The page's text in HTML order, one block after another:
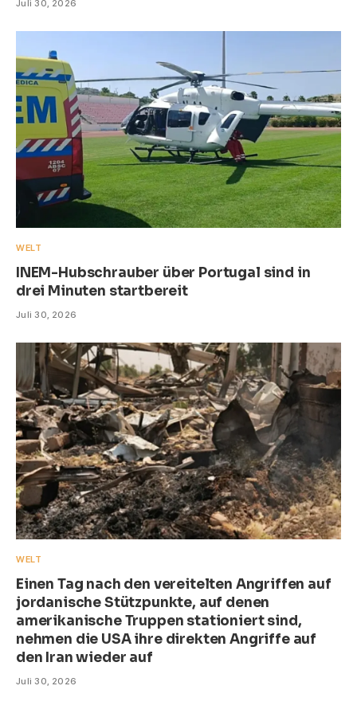
Juli 30, 2026
WELT
INEM-Hubschrauber über Portugal sind in
drei Minuten startbereit
Juli 30, 2026
WELT
Einen Tag nach den vereitelten Angriffen auf
jordanische Stützpunkte, auf denen
amerikanische Truppen stationiert sind,
nehmen die USA ihre direkten Angriffe auf
den Iran wieder auf
Juli 30, 2026